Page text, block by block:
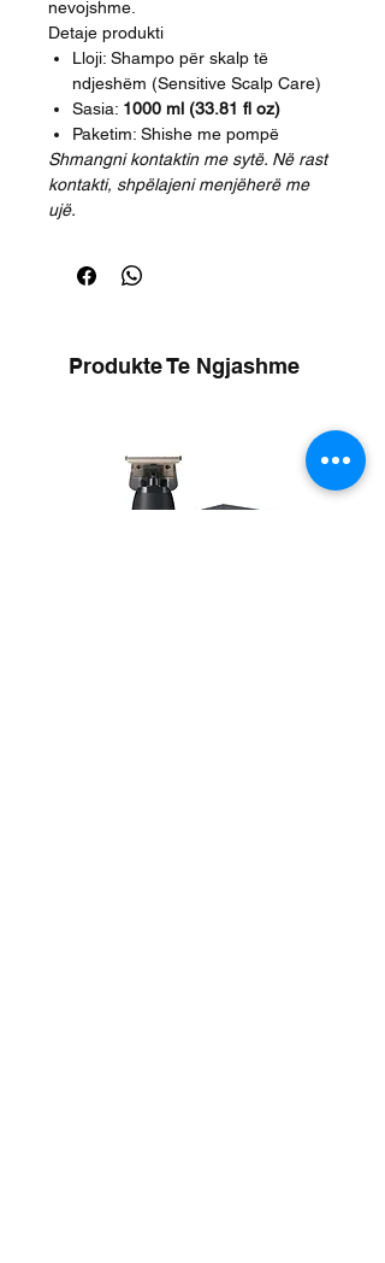
nevojshme.
Detaje produkti
Lloji: Shampo për skalp të
ndjeshëm (Sensitive Scalp Care)
Sasia: 1000 ml (33.81 fl oz)
Paketim: Shishe me pompë
Shmangni kontaktin me sytë. Në rast
kontakti, shpëlajeni menjëherë me
ujë.
Produkte Te Ngjashme